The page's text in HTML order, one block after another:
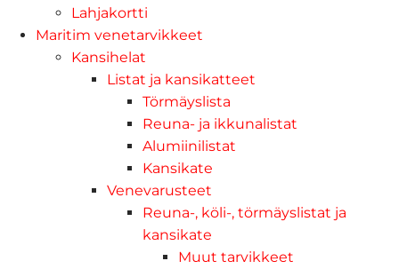
Lahjakortti
Maritim venetarvikkeet
Kansihelat
Listat ja kansikatteet
Törmäyslista
Reuna- ja ikkunalistat
Alumiinilistat
Kansikate
Venevarusteet
Reuna-, köli-, törmäyslistat ja
kansikate
Muut tarvikkeet